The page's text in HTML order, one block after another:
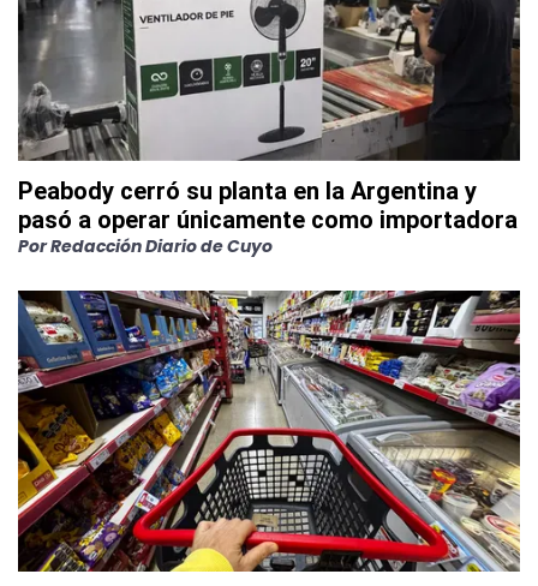
Peabody cerró su planta en la Argentina y
pasó a operar únicamente como importadora
PorRedacción Diario de Cuyo